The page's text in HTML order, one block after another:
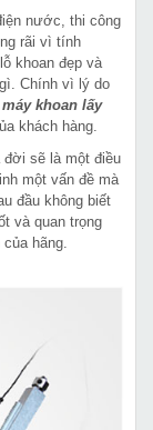
nước, thi công
rãi vì tính
khoan đẹp và
Chính vì lý do
máy khoan lấy
khách hàng.
đời sẽ là một điều
một vấn đề mà
đầu không biết
và quan trọng
hãng.